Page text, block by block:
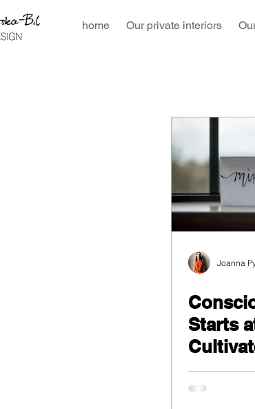
home Our private interiors
Joanna
Starts
Design.